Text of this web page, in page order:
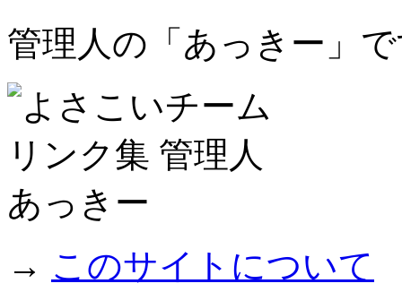
管理人の「あっきー」
→ このサイトについて